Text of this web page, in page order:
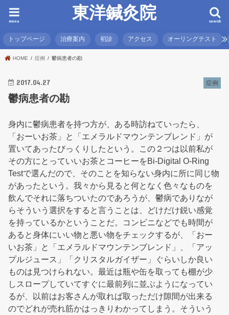
東洋鍼灸院 search
menu
トップページ 治療案内 初診 アクセス オーリングテスト
HOME 症例 鬱病患者の勘
症例
2017.04.27
鬱病患者の勘
身内に鬱病患者を持つ方が、ある時訪ねていったら、
「おーいお茶」と「エメラルドマウンテンブレンド」が
置いてあったびっくりしたという。この２つは以前私が
その方にとっていいお茶とコーヒーをBi-Digital O-Ring
Testで選んだので、そのことを知らない身内に所に同じ物
があったという。我々から見ると何となく色々なものを
飲んでそれに落ちついたのであろうが、鬱病でありなが
らそういう選択をすると言うことは、どけだけ鋭い感覚
を持っているかということだ。コンビニなどでも時間が
あると身体にいい物と悪い物をチェックするが、「おー
いお茶」と「エメラルドマウンテンブレンド」、「アッ
プルジュース」「クリスタルガイザー」ぐらいしか良い
ものは見つけられない。最近は瓶や缶を取っても棚が少
しスロープしていてすぐに最前列に並ぶようになってい
るが、以前はお客さんが取れば取っただけ隙間が出来る
のでどれが売れ筋かはっきりわかってしまう。そういう